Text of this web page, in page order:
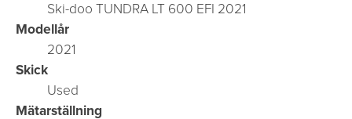
Ski-doo TUNDRA LT 600 EFI 2021
Modellår
2021
Skick
Used
Mätarställning